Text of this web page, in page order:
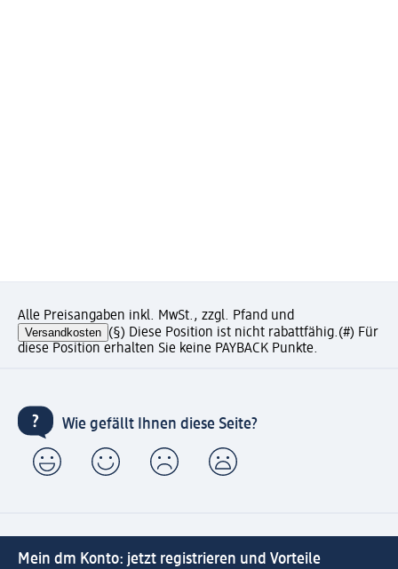
Alle Preisangaben inkl. MwSt., zzgl. Pfand und
Versandkosten (§) Diese Position ist nicht rabattfähig.(#) Für
diese Position erhalten Sie keine PAYBACK Punkte.
Wie gefällt Ihnen diese Seite?
Mein dm Konto: jetzt registrieren und Vorteile